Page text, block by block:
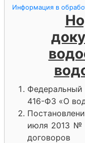
Информация в
416-ФЗ «О
июля 2013 №